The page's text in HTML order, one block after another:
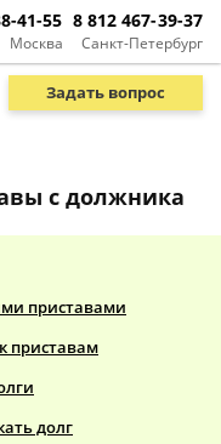
Москва
41-55
Санкт-Петербург
8 812 467-39-37
Задать вопрос
с должника
приставами
приставам
долг